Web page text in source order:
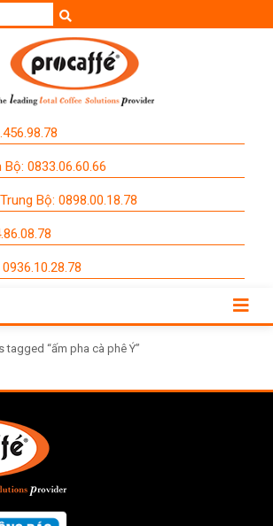
0833.06.60.66
Bộ: 0898.00.18.78
tagged “ấm pha cà phê Ý”